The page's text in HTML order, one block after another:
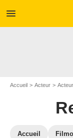
menu
Accueil Acteur
Accueil